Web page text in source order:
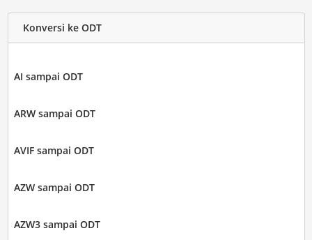
Konversi ke ODT
AI sampai ODT
ARW sampai ODT
AVIF sampai ODT
AZW sampai ODT
AZW3 sampai ODT